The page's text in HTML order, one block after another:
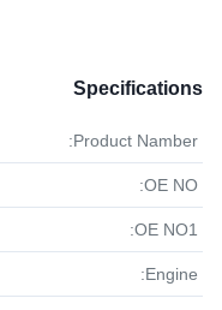
Specifications
Product Namber:
OE NO:
OE NO1:
Engine: